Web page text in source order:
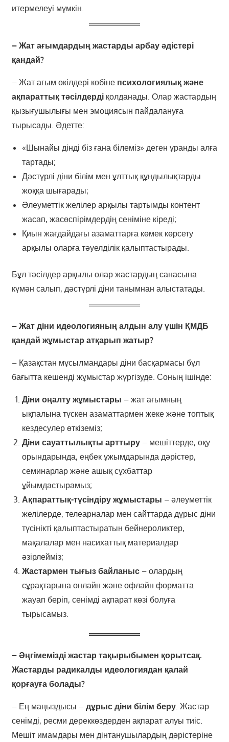
итермелеуі мүмкін.
– Жат ағымдардың жастарды арбау әдістері
қандай?
– Жат ағым өкілдері көбіне психологиялық және
ақпараттық тәсілдердіқолданады. Олар жастардың
қызығушылығы мен эмоциясын пайдалануға
тырысады. Әдетте:
«Шынайы дінді біз ғана білеміз» деген ұранды алға
тартады;
Дәстүрлі діни білім мен ұлттық құндылықтарды
жоққа шығарады;
Әлеуметтік желілер арқылы тартымды контент
жасап, жасөспірімдердің сеніміне кіреді;
Қиын жағдайдағы азаматтарға көмек көрсету
арқылы оларға тәуелділік қалыптастырады.
Бұл тәсілдер арқылы олар жастардың санасына
күмән салып, дәстүрлі діни танымнан алыстатады.
– Жат діни идеологияның алдын алу үшін ҚМДБ
қандай жұмыстар атқарып жатыр?
– Қазақстан мұсылмандары діни басқармасы бұл
бағытта кешенді жұмыстар жүргізуде. Соның ішінде:
Діни оңалту жұмыстары – жат ағымның
ықпалына түскен азаматтармен жеке және топтық
кездесулер өткіземіз;
Діни сауаттылықты арттыру– мешіттерде, оқу
орындарында, еңбек ұжымдарында дәрістер,
семинарлар және ашық сұхбаттар
ұйымдастырамыз;
Ақпараттық-түсіндіру жұмыстары – әлеуметтік
желілерде, телеарналар мен сайттарда дұрыс діни
түсінікті қалыптастыратын бейнероликтер,
мақалалар мен насихаттық материалдар
әзірлейміз;
Жастармен тығыз байланыс– олардың
сұрақтарына онлайн және офлайн форматта
жауап беріп, сенімді ақпарат көзі болуға
тырысамыз.
– Әңгімемізді жастар тақырыбымен қорытсақ.
Жастарды радикалды идеологиядан қалай
қорғауға болады?
– Ең маңыздысы – дұрыс діни білім беру. Жастар
сенімді, ресми дереккөздерден ақпарат алуы тиіс.
Мешіт имамдары мен дінтанушылардың дәрістеріне